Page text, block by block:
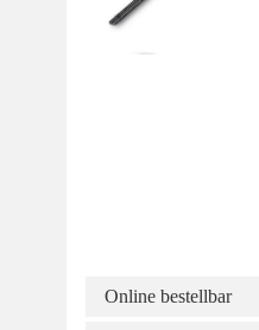
Online bestellbar